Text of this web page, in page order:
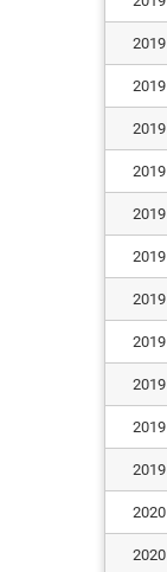
2019
2019
2019
2019
2019
2019
2019
2019
2019
2019
2019
2020
2020